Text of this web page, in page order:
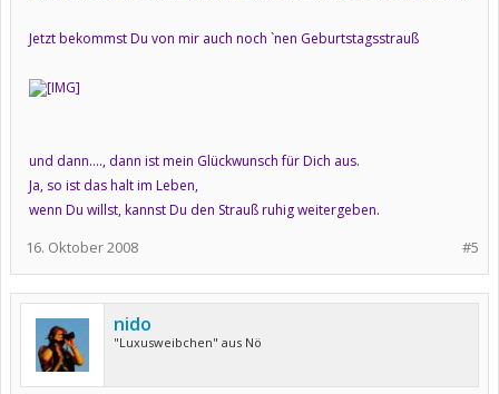
Jetzt bekommst Du von mir auch noch `nen Geburtstagsstrauß
und dann...., dann ist mein Glückwunsch für Dich aus.
Ja, so ist das halt im Leben,
wenn Du willst, kannst Du den Strauß ruhig weitergeben.
#5
16. Oktober 2008
nido
"Luxusweibchen" aus Nö